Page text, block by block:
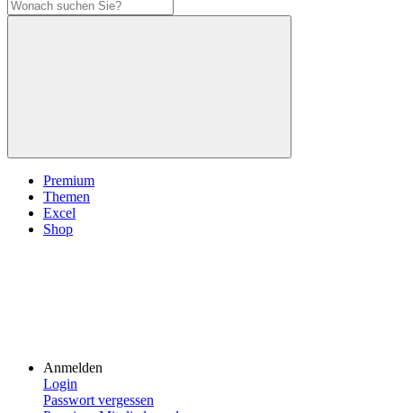
Premium
Themen
Excel
Shop
Anmelden
Login
Passwort vergessen